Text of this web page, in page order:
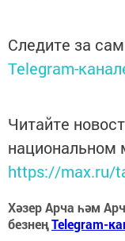
Следите за
Telegram-
Читайте
национальном
https://max.ru/
Хәзер Арча һәм
безнеңTelegram-